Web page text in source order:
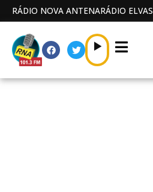
RÁDIO NOVA ANTENARÁDIO ELVAS